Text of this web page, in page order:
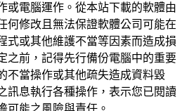
或電腦運作。從本站下載的軟體由
何修改且無法保證軟體公司可能在
式或其他維護不當等因素而造成損
之前，記得先行備份電腦中的重要
不當操作或其他疏失造成資料毀
訊息執行各種操作，表示您已閱讀
可能之風險與責任。